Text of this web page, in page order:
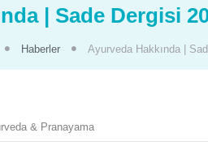
| Sade Dergisi
Haberler Ayurveda Hakkında |
& Pranayama